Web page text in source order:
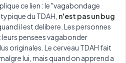
ce lien : le "vagabondage
du TDAH, n'est pas un bug
il est delibere. Les personnes
pensees vagabonder
originales. Le cerveau TDAH fait
lui, mais quand on apprend a